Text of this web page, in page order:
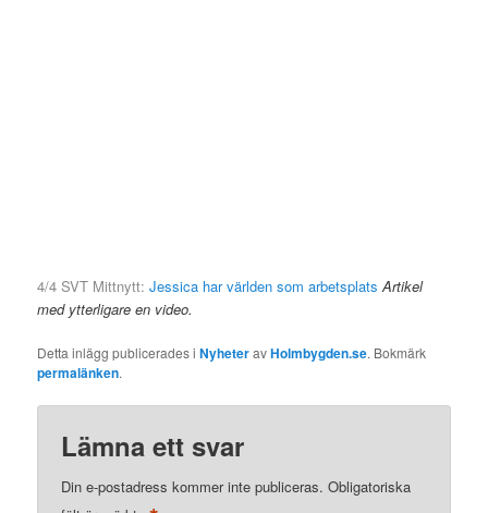
4/4 SVT Mittnytt: Jessica har världen som arbetsplats Artikel
med ytterligare en video.
Detta inlägg publicerades iNyheteravHolmbygden.se. Bokmärk
permalänken.
Lämna ett svar
Din e-postadress kommer inte publiceras. Obligatoriska